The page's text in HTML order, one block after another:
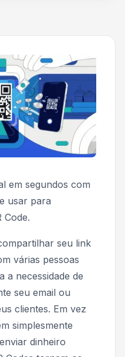
em segundos com
usar para
Code.
seu link
várias pessoas
a necessidade de
seu email ou
clientes. Em vez
simplesmente
dinheiro